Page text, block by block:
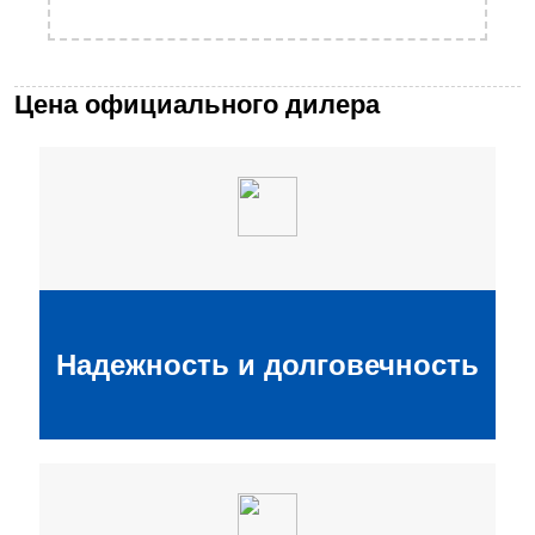
Цена официального дилера
Надежность и долговечность
позволяет снизить расходы на
обслуживание и ремонт.